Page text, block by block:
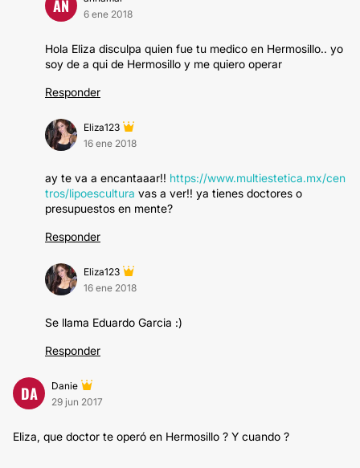
AN
6 ene 2018
Hola Eliza disculpa quien fue tu medico en Hermosillo.. yo
soy de a qui de Hermosillo y me quiero operar
Responder
Eliza123
16 ene 2018
ay te va a encantaaar!! https://www.multiestetica.mx/cen
tros/lipoescultura vas a ver!! ya tienes doctores o
presupuestos en mente?
Responder
Eliza123
16 ene 2018
Se llama Eduardo Garcia :)
Responder
DA
Danie
29 jun 2017
Eliza, que doctor te operó en Hermosillo ? Y cuando ?